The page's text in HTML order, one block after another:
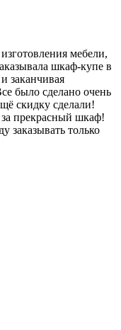
мебели,
шкаф-купе в
заканчивая
было сделано очень
скидку сделали!
за прекрасный шкаф!
заказывать только